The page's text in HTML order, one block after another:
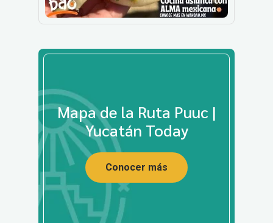
Mapa de la Ruta Puuc |
Yucatán Today
Conocer más